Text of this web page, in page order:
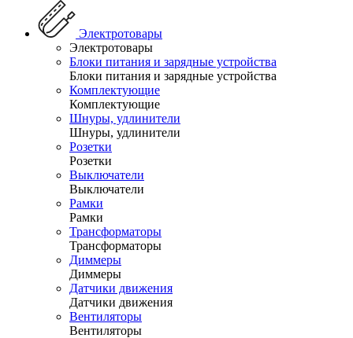
Электротовары
Электротовары
Блоки питания и зарядные устройства
Блоки питания и зарядные устройства
Комплектующие
Комплектующие
Шнуры, удлинители
Шнуры, удлинители
Розетки
Розетки
Выключатели
Выключатели
Рамки
Рамки
Трансформаторы
Трансформаторы
Диммеры
Диммеры
Датчики движения
Датчики движения
Вентиляторы
Вентиляторы